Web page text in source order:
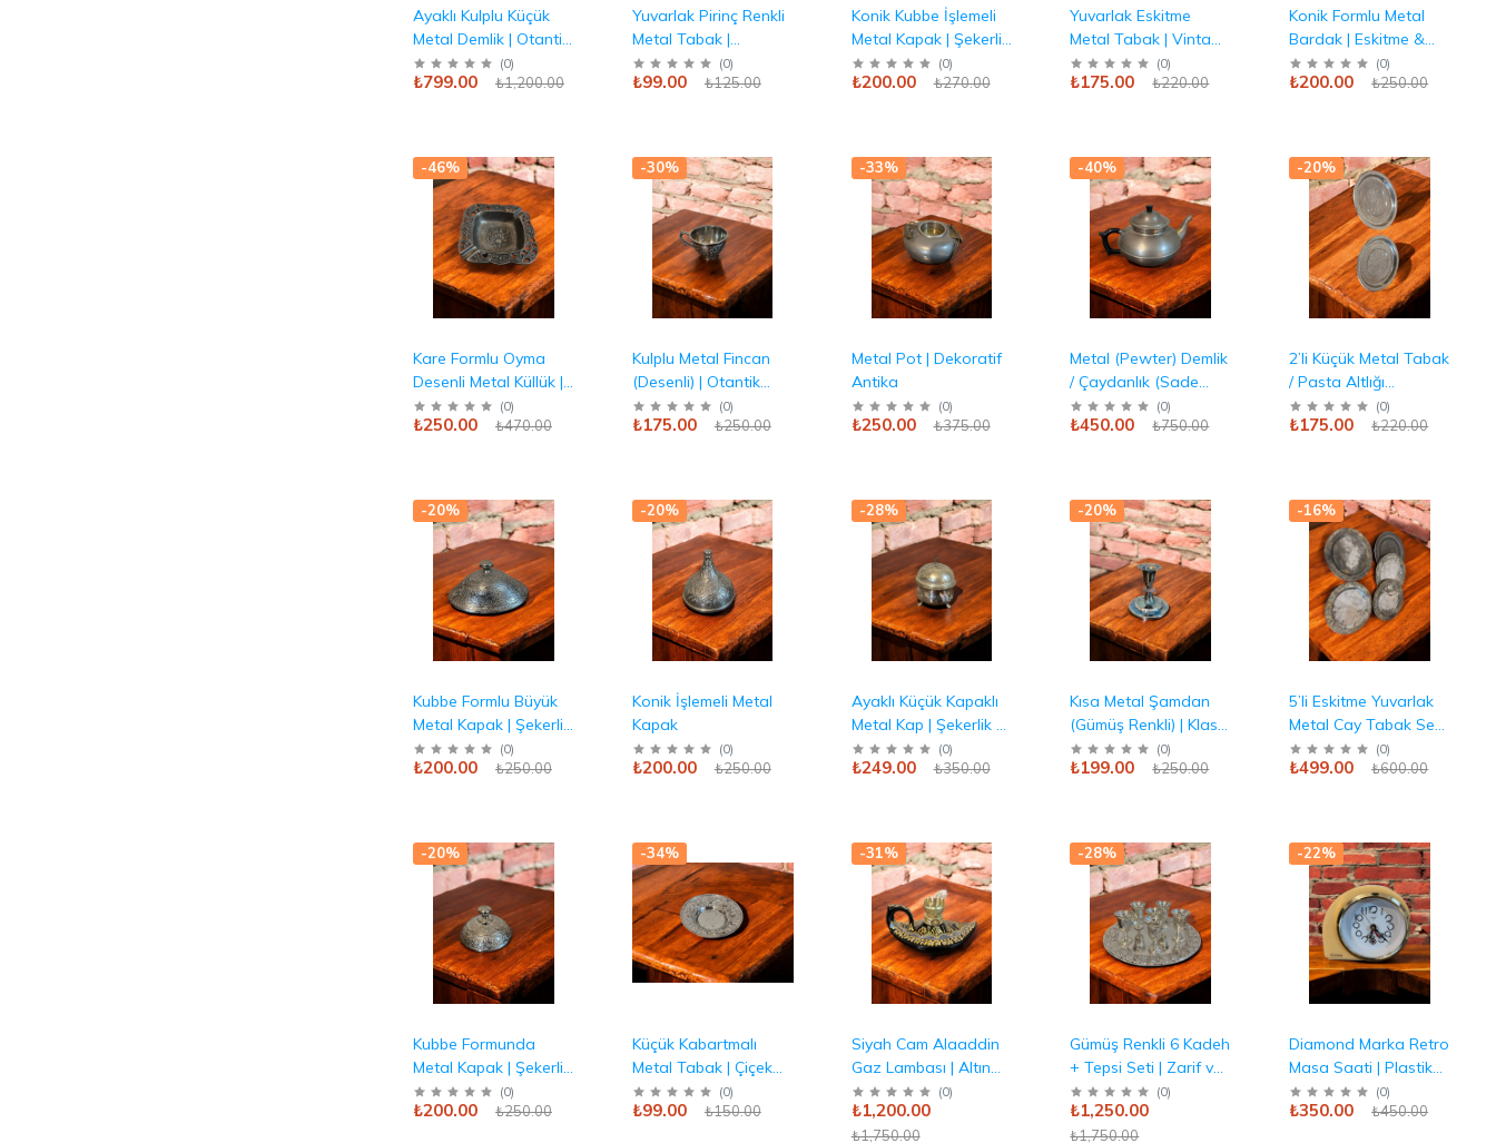
Ayaklı Kulplu Küçük
Metal Demlik | Otantik
Kabartma Desen
Antika
(0)
₺799.00 ₺1,200.00
Yuvarlak Pirinç Renkli
Metal Tabak |
Dekoratif & Klasik
Antika
(0)
₺99.00 ₺125.00
Konik Kubbe İşlemeli
Metal Kapak | Şekerlik
& Dekor Üst Parçası
Antika
(0)
₺200.00 ₺270.00
Yuvarlak Eskitme
Metal Tabak | Vintage
Tarnişli Görünüm
Antika
(0)
₺175.00 ₺220.00
Konik Formlu Metal
Bardak | Eskitme &
Rustik Tasarım Antika
(0)
₺200.00 ₺250.00
-46%
Kare Formlu Oyma
Desenli Metal Küllük |
Dekoratif ve İşlevsel
Antika
(0)
₺250.00 ₺470.00
-30%
Kulplu Metal Fincan
(Desenli) | Otantik
Sunum Antika
(0)
₺175.00 ₺250.00
-33%
Metal Pot | Dekoratif
Antika
(0)
₺250.00 ₺375.00
-40%
Metal (Pewter) Demlik
/ Çaydanlık (Sade
Tasarım, Siyah Plastik
Sap) antika
(0)
₺450.00 ₺750.00
-20%
2’li Küçük Metal Tabak
/ Pasta Altlığı
(Desenli) Antika
(0)
₺175.00 ₺220.00
-20%
Kubbe Formlu Büyük
Metal Kapak | Şekerlik
/ Sunum Kabı Üstü
Antika
(0)
₺200.00 ₺250.00
-20%
Konik İşlemeli Metal
Kapak
(0)
₺200.00 ₺250.00
-28%
Ayaklı Küçük Kapaklı
Metal Kap | Şekerlik &
Lokumluk Antika
(0)
₺249.00 ₺350.00
-20%
Kısa Metal Şamdan
(Gümüş Renkli) | Klasik
Tek Mumluk Antika
(0)
₺199.00 ₺250.00
-16%
5’li Eskitme Yuvarlak
Metal Cay Tabak Seti
| Vintage Tarnişli
Görünüm Antika
(0)
₺499.00 ₺600.00
-20%
Kubbe Formunda
Metal Kapak | Şekerlik
& Lokumluk Üst
Parçası Antika
(0)
₺200.00 ₺250.00
-34%
Küçük Kabartmalı
Metal Tabak | Çiçek
Desenli Antika
(0)
₺99.00 ₺150.00
-31%
Siyah Cam Alaaddin
Gaz Lambası | Altın
Desenli Dekor Antika
(0)
₺1,200.00
₺1,750.00
-28%
Gümüş Renkli 6 Kadeh
+ Tepsi Seti | Zarif ve
Otantik Sunum Antika
(0)
₺1,250.00
₺1,750.00
-22%
Diamond Marka Retro
Masa Saati | Plastik
Gövde Antika
(0)
₺350.00 ₺450.00